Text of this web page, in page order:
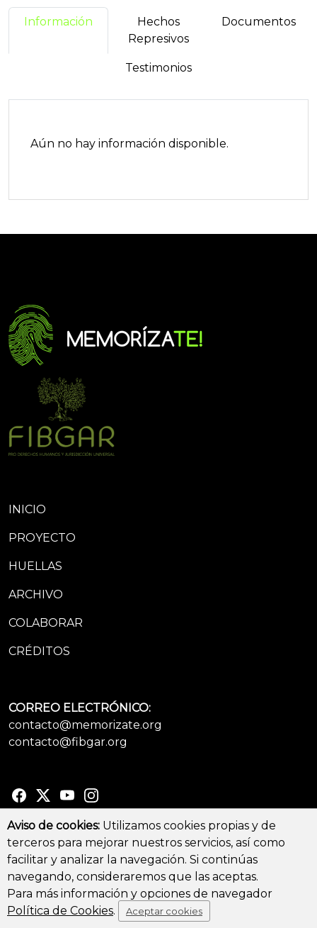
Información
Hechos
Represivos
Documentos
Testimonios
Aún no hay información disponible.
INICIO
PROYECTO
HUELLAS
ARCHIVO
COLABORAR
CRÉDITOS
CORREO ELECTRÓNICO:
contacto@memorizate.org
contacto@fibgar.org
© Copyright 2026 - All Rights Reserved
Aviso legal y Política de privacidad -Política de cookies
Aviso de cookies: Utilizamos cookies propias y de
terceros para mejorar nuestros servicios, así como
facilitar y analizar la navegación. Si continúas
navegando, consideraremos que las aceptas.
Para más información y opciones de navegador
Política de Cookies. Aceptar cookies